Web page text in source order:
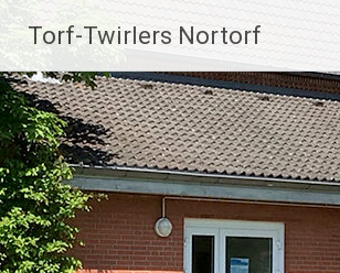
Inhalt
springen
Torf-Twirlers Nortorf